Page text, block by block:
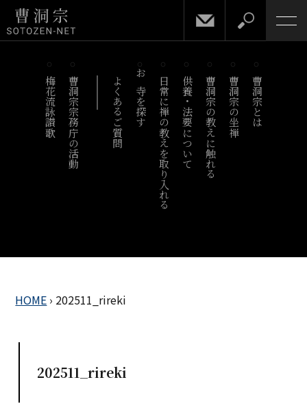
梅花流詠讃歌 曹洞宗宗務庁の活動 よくあるご質問 お寺を探す 日常に禅の教えを取り入れる供養・法要について曹洞宗の教えに触れる 曹洞宗の坐禅 曹洞宗とは
HOME › 202511_rireki
202511_rireki